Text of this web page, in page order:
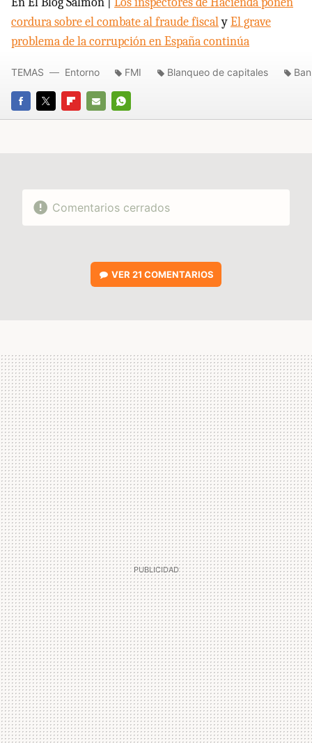
cordura sobre el combate al fraude fiscalyEl grave
problema de la corrupción en España continúa
FACEBOOK
TWITTERFLIPBOARD
E-
WHATSAPP
TEMAS Entorno FMI Blanqueo de capitales
Comentarios cerrados
VER21 COMENTARIOS